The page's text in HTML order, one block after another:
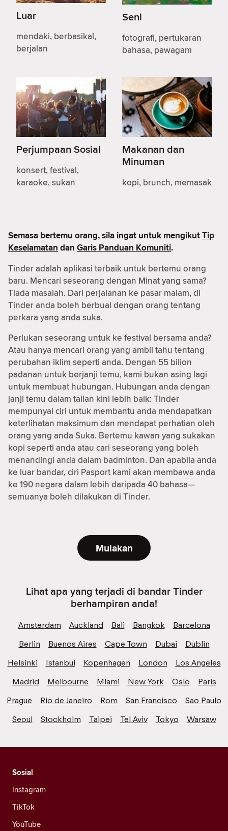
Luar
mendaki, berbasikal,
berjalan
Seni
fotografi, pertukaran
bahasa, pawagam
Perjumpaan Sosial
konsert, festival,
karaoke, sukan
Makanan dan
Minuman
kopi, brunch, memasak
Semasa bertemu orang, sila ingat untuk mengikutTip
Keselamatan dan Garis Panduan Komuniti.
Tinder adalah aplikasi terbaik untuk bertemu orang
baru. Mencari seseorang dengan Minat yang sama?
Tiada masalah. Dari perjalanan ke pasar malam, di
Tinder anda boleh berbual dengan orang tentang
perkara yang anda suka.
Perlukan seseorang untuk ke festival bersama anda?
Atau hanya mencari orang yang ambil tahu tentang
perubahan iklim seperti anda. Dengan 55 bilion
padanan untuk berjanji temu, kami bukan asing lagi
untuk membuat hubungan. Hubungan anda dengan
janji temu dalam talian kini lebih baik: Tinder
mempunyai ciri untuk membantu anda mendapatkan
keterlihatan maksimum dan mendapat perhatian oleh
orang yang anda Suka. Bertemu kawan yang sukakan
kopi seperti anda atau cari seseorang yang boleh
menandingi anda dalam badminton. Dan apabila anda
ke luar bandar, ciri Pasport kami akan membawa anda
ke 190 negara dalam lebih daripada 40 bahasa—
semuanya boleh dilakukan di Tinder.
Mulakan
Lihat apa yang terjadi di bandar Tinder
berhampiran anda!
Amsterdam Auckland Bali Bangkok
Barcelona
Berlin
Buenos Aires Cape Town Dubai
Dublin
Helsinki
Istanbul Kopenhagen London
Los Angeles
Madrid
Melbourne Miami New York Oslo
Paris
Prague
Rio de Janeiro Rom San Francisco
Sao Paulo
Seoul
Stockholm Taipei Tel Aviv Tokyo Warsaw
Sosial
Instagram
TikTok
YouTube